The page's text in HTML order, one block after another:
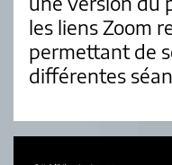
les liens Zoom
permettant de
différentes